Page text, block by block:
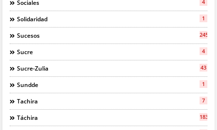
Sociales 4
Solidaridad 1
Sucesos 245
Sucre 4
Sucre-Zulia 43
Sundde 1
Tachira 7
Táchira 183